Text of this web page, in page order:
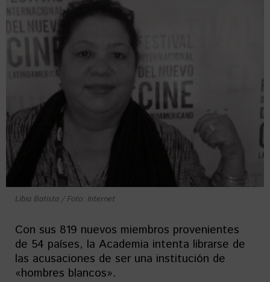
Libia Batista / Foto: Internet
Con sus 819 nuevos miembros provenientes
de 54 países, la Academia intenta librarse de
las acusaciones de ser una institución de
«hombres blancos».